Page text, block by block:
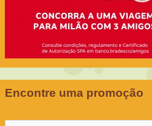
Encontre uma promoção